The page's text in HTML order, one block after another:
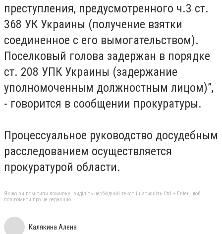
преступления, предусмотренного ч.3 ст.
368 УК Украины (получение взятки
соединенное с его вымогательством).
Поселковый голова задержан в порядке
ст. 208 УПК Украины (задержание
уполномоченным должностным лицом)”,
- говорится в сообщении прокуратуры.
Процессуальное руководство досудебным
расследованием осуществляется
прокуратурой области.
Якщо ви помітили помилку, виділіть необхідний текст і натисніть Ctrl + Enter, щоб
повідомити про це редакцію
Калякина Алена